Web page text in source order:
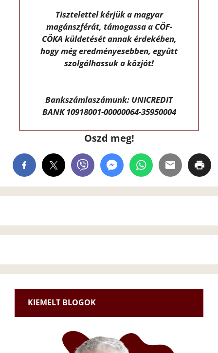
Tisztelettel kérjük a magyar
magánszférát, támogassa a CÖF-
CÖKA küldetését annak érdekében,
hogy még eredményesebben, együtt
szolgálhassuk a közjót!
Bankszámlaszámunk: UNICREDIT
BANK 10918001-00000064-35950004
Oszd meg!
KIEMELT BLOGOK